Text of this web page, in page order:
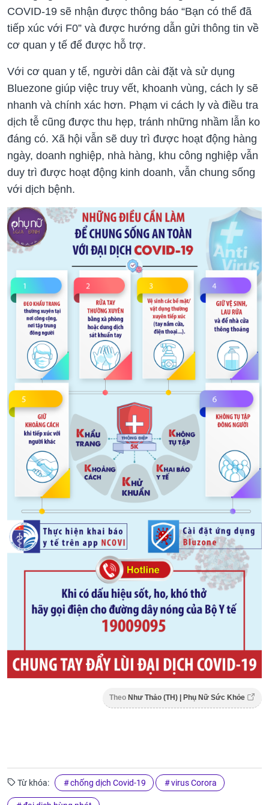
COVID-19 sẽ nhận được thông báo “Bạn có thể đã
tiếp xúc với F0” và được hướng dẫn gửi thông tin về
cơ quan y tế để được hỗ trợ.
Với cơ quan y tế, người dân cài đặt và sử dụng
Bluezone giúp việc truy vết, khoanh vùng, cách ly sẽ
nhanh và chính xác hơn. Phạm vi cách ly và điều tra
dịch tễ cũng được thu hẹp, tránh những nhầm lẫn ko
đáng có. Xã hội vẫn sẽ duy trì được hoạt động hàng
ngày, doanh nghiệp, nhà hàng, khu công nghiệp vẫn
duy trì được hoạt động kinh doanh, vẫn chung sống
với dịch bệnh.
Theo Như Thảo (TH) | Phụ Nữ Sức Khỏe
Từ khóa: chống dịch Covid-19 virus Corora